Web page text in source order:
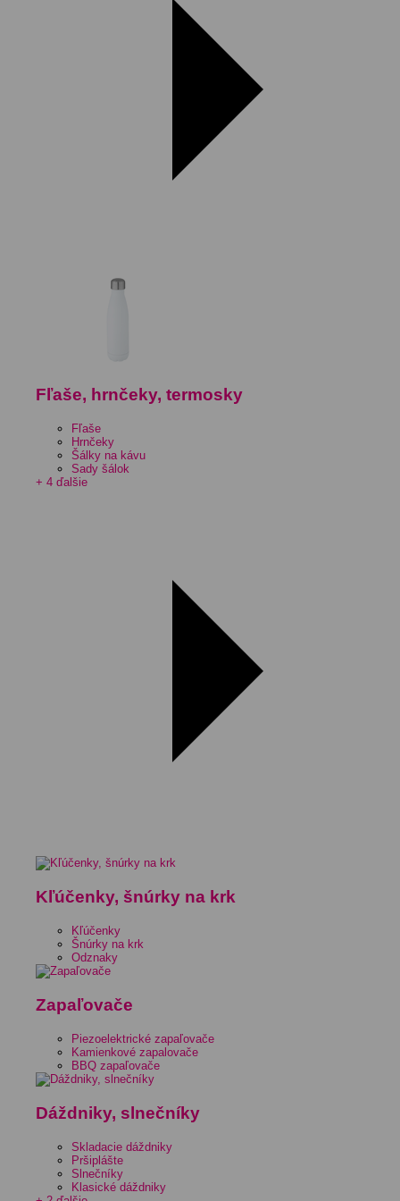
Fľaše, hrnčeky, termosky
Fľaše
Hrnčeky
Šálky na kávu
Sady šálok
+ 4 ďalšie
Kľúčenky, šnúrky na krk
Kľúčenky
Šnúrky na krk
Odznaky
Zapaľovače
Piezoelektrické zapaľovače
Kamienkové zapalovače
BBQ zapaľovače
Dáždniky, slnečníky
Skladacie dáždniky
Pršiplášte
Slnečníky
Klasické dáždniky